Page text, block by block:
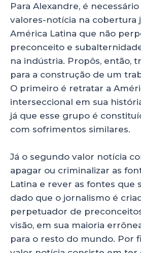
Para Alexandre, é
valores-notícia na cobertura
América Latina que não
preconceito e
na indústria. Propôs, então,
para a construção de um
O primeiro é retratar a
interseccional em sua
já que esse grupo é
com sofrimentos similares.
Já o segundo valor notícia
apagar ou criminalizar as
Latina e rever as fontes que
dado que o jornalismo é
perpetuador de
visão, em sua maioria
para o resto do mundo. Por